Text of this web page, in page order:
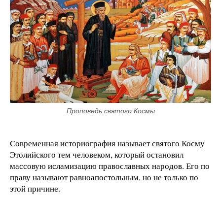
Проповедь святого Космы
Современная историография называет святого Косму
Этолийского тем человеком, который остановил
массовую исламизацию православных народов. Его по
праву называют равноапостольным, но не только по
этой причине.